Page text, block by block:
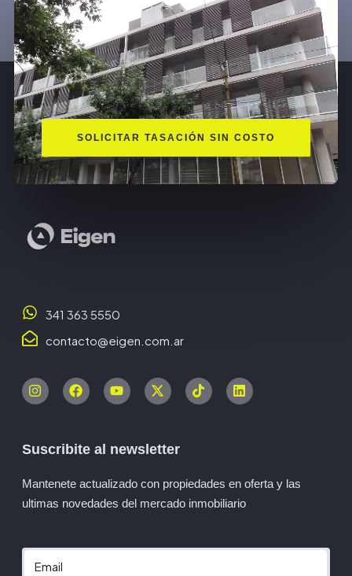
SOLICITAR TASACIÓN SIN COSTO
341 363 5550
contacto@eigen.com.ar
Suscribite al newsletter
Mantenete actualizado con propiedades en oferta y las
ultimas novedades del mercado inmobiliario